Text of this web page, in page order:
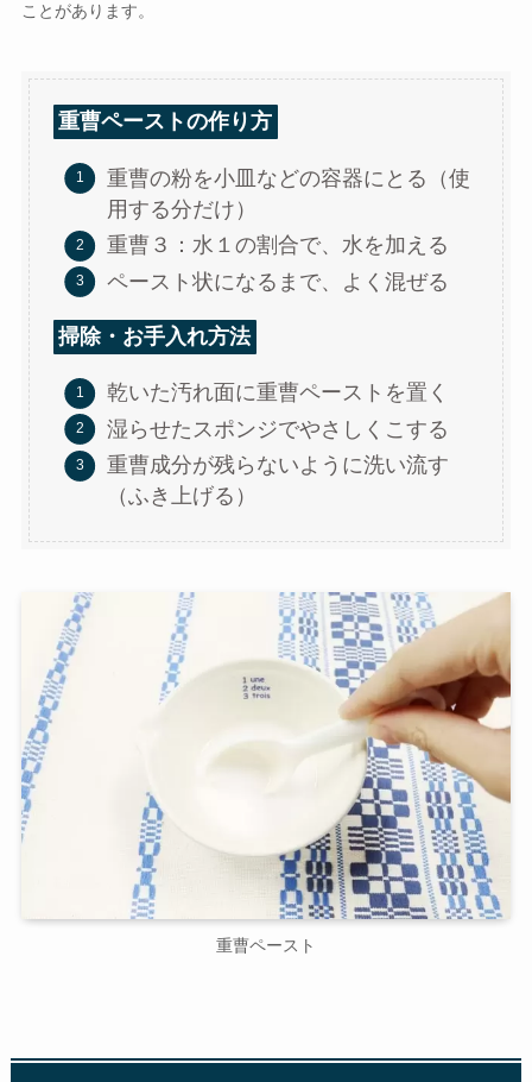
ことがあります。
重曹ペーストの作り方
重曹の粉を小皿などの容器にとる（使
用する分だけ）
重曹３：水１の割合で、水を加える
ペースト状になるまで、よく混ぜる
掃除・お手入れ方法
乾いた汚れ面に重曹ペーストを置く
湿らせたスポンジでやさしくこする
重曹成分が残らないように洗い流す
（ふき上げる）
重曹ペースト